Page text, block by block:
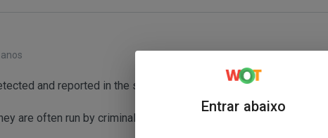
and reported in the spam blocklist maintained by Joe Wein.
are often run by criminals who are out to defraud you.
Entrar abaixo